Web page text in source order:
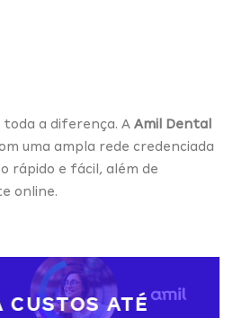
toda a diferença. A Amil Dental
uma ampla rede credenciada
rápido e fácil, além de
online.
CUSTOS ATÉ